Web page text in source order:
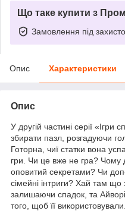
Що таке купити з
Замовлення під
Опис Характеристики
Опис
У другій частині серії «Ігри
збирати пазл, розгадуючи
Готорна, чиї статки вона
гри. Чи це вже не гра? Чому
оповитий секретами? Чи
сімейні інтриги? Хай там що
залишаючи спадок, та
того, щоб її використовували.